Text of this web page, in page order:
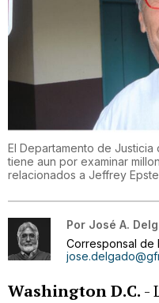
El Departamento de
tiene aun por examinar
relacionados a Jeffrey
Por José A.
Corresponsal de
Washington D.C. -